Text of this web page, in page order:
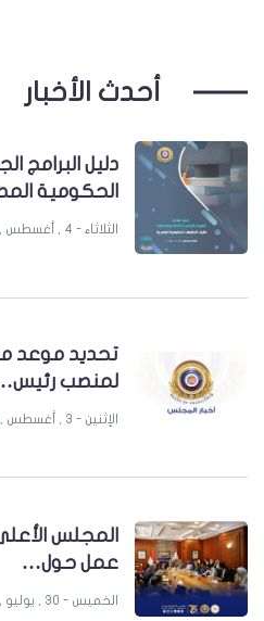
أحدث الأخبار
دليل البرامج
الحكومية
الثلاثاء - 4 , أغسطس , 2026
تحديد موعد
لمنصب
الإثنين - 3 , أغسطس , 2026
المجلس
عمل حول…
الخميس - 30 , يوليو , 2026